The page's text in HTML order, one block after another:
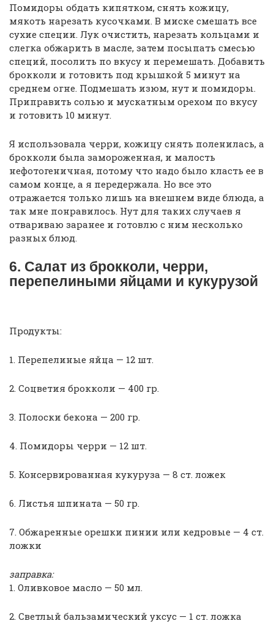
Помидоры обдать кипятком, снять кожицу,
мякоть нарезать кусочками. В миске смешать все
сухие специи. Лук очистить, нарезать кольцами и
слегка обжарить в масле, затем посыпать смесью
специй, посолить по вкусу и перемешать. Добавить
брокколи и готовить под крышкой 5 минут на
среднем огне. Подмешать изюм, нут и помидоры.
Приправить солью и мускатным орехом по вкусу
и готовить 10 минут.
Я использовала черри, кожицу снять поленилась, а
брокколи была замороженная, и малость
нефотогеничная, потому что надо было класть ее в
самом конце, а я передержала. Но все это
отражается только лишь на внешнем виде блюда, а
так мне понравилось. Нут для таких случаев я
отвариваю заранее и готовлю с ним несколько
разных блюд.
6. Салат из брокколи, черри,
перепелиными яйцами и кукурузой
Продукты:
1. Перепелиные яйца — 12 шт.
2. Соцветия брокколи — 400 гр.
3. Полоски бекона — 200 гр.
4. Помидоры черри — 12 шт.
5. Консервированная кукуруза — 8 ст. ложек
6. Листья шпината — 50 гр.
7. Обжаренные орешки пинии или кедровые — 4 ст.
ложки
заправка:
1. Оливковое масло — 50 мл.
2. Светлый бальзамический уксус — 1 ст. ложка